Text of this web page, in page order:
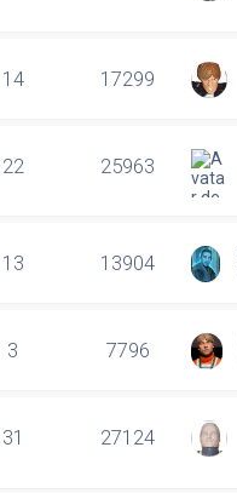
14 17299
22 25963
13 13904
3 7796
31 27124